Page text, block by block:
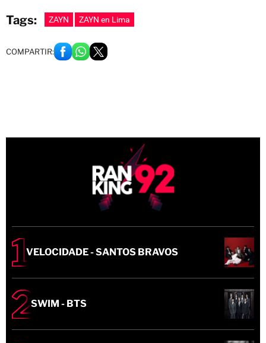
Tags: ZAYN ZAYN en Lima
COMPARTIR:
VELOCIDADE - SANTOS BRAVOS
SWIM - BTS